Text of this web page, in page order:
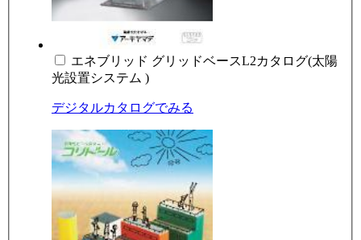
エネブリッド グリッドベースL2カタログ(太陽
光設置システム )
デジタルカタログでみる